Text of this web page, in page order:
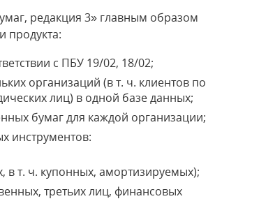
редакция 3» главным образом
продукта:
с ПБУ 19/02, 18/02;
организаций (в т. ч. клиентов по
лиц) в одной базе данных;
бумаг для каждой организации;
инструментов:
в т. ч. купонных, амортизируемых);
третьих лиц, финансовых